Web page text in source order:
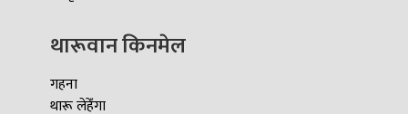
थारूवान किनमेल
गहना
थारू लेहेँगा